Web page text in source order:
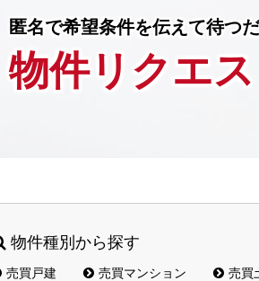
匿名で希望条件を伝えて待つだ
物件リクエス
物件種別から探す
売買戸建 売買マンション 売買